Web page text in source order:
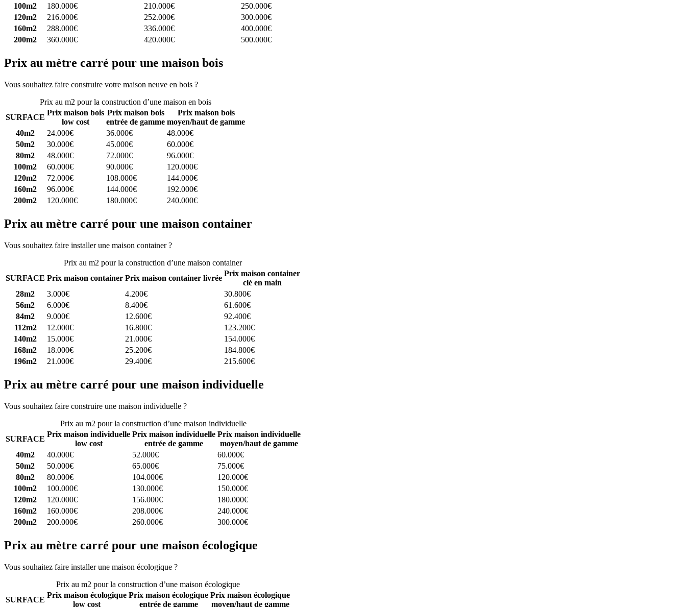
100m2
180.000€ 210.000€
250.000€
120m2
216.000€ 252.000€
300.000€
160m2
288.000€ 336.000€
400.000€
200m2
360.000€ 420.000€ 500.000€
Prix au mètre carré pour une maison bois
Vous souhaitez faire construire votre maison neuve en bois ?
Prix au m2 pour la construction d’une maison en bois
SURFACE
Prix maison bois
low cost
Prix maison bois
entrée de gamme
Prix maison bois
moyen/haut de gamme
40m2
24.000€ 36.000€
48.000€
50m2
30.000€ 45.000€
60.000€
80m2
48.000€ 72.000€
96.000€
100m2
60.000€ 90.000€
120.000€
120m2
72.000€ 108.000€
144.000€
160m2
96.000€ 144.000€
192.000€
200m2
120.000€ 180.000€ 240.000€
Prix au mètre carré pour une maison container
Vous souhaitez faire installer une maison container ?
Prix au m2 pour la construction d’une maison container
SURFACE Prix maison container Prix maison container livrée
Prix maison container
clé en main
28m2
3.000€ 4.200€
30.800€
56m2
6.000€ 8.400€
61.600€
84m2
9.000€ 12.600€
92.400€
112m2
12.000€ 16.800€
123.200€
140m2
15.000€ 21.000€
154.000€
168m2
18.000€ 25.200€
184.800€
196m2
21.000€ 29.400€ 215.600€
Prix au mètre carré pour une maison individuelle
Vous souhaitez faire construire une maison individuelle ?
Prix au m2 pour la construction d’une maison individuelle
SURFACE
Prix maison individuelle
low cost
Prix maison individuelle
entrée de gamme
Prix maison individuelle
moyen/haut de gamme
40m2
40.000€ 52.000€
60.000€
50m2
50.000€ 65.000€
75.000€
80m2
80.000€ 104.000€
120.000€
100m2
100.000€ 130.000€
150.000€
120m2
120.000€ 156.000€
180.000€
160m2
160.000€ 208.000€
240.000€
200m2
200.000€ 260.000€ 300.000€
Prix au mètre carré pour une maison écologique
Vous souhaitez faire installer une maison écologique ?
Prix au m2 pour la construction d’une maison écologique
SURFACE
Prix maison écologique
low cost
Prix maison écologique
entrée de gamme
Prix maison écologique
moyen/haut de gamme